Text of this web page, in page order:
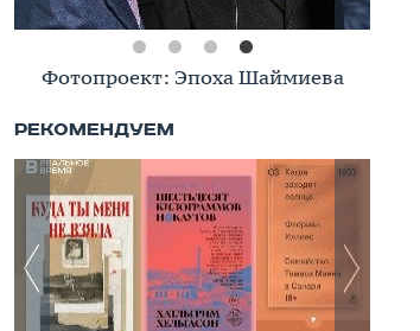
Бренды Татарстана
Фотопроект: Эпоха Шаймиева